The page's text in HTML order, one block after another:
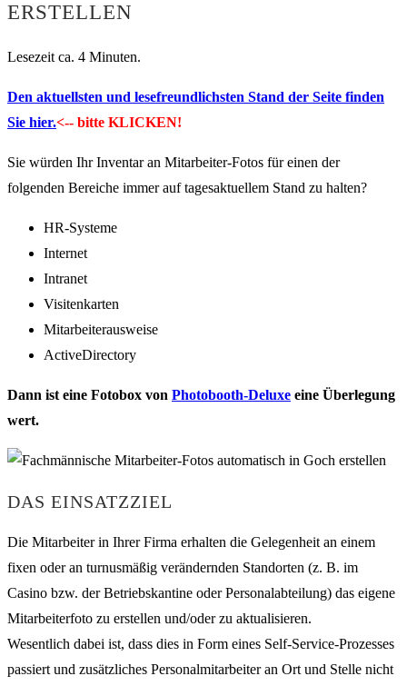
ERSTELLEN
Lesezeit ca. 4 Minuten.
Den aktuellsten und lesefreundlichsten Stand der Seite finden
Sie hier.<-- bitte KLICKEN!
Sie würden Ihr Inventar an Mitarbeiter-Fotos für einen der
folgenden Bereiche immer auf tagesaktuellem Stand zu halten?
HR-Systeme
Internet
Intranet
Visitenkarten
Mitarbeiterausweise
ActiveDirectory
Dann ist eine Fotobox von Photobooth-Deluxe eine Überlegung
wert.
DAS EINSATZZIEL
Die Mitarbeiter in Ihrer Firma erhalten die Gelegenheit an einem
fixen oder an turnusmäßig verändernden Standorten (z. B. im
Casino bzw. der Betriebskantine oder Personalabteilung) das eigene
Mitarbeiterfoto zu erstellen und/oder zu aktualisieren.
Wesentlich dabei ist, dass dies in Form eines Self-Service-Prozesses
passiert und zusätzliches Personalmitarbeiter an Ort und Stelle nicht